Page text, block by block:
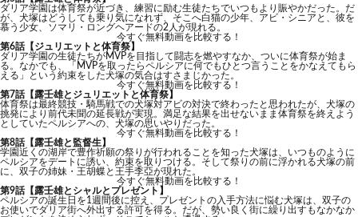
ダリア学園は体育祭が近づき、練習に励む生徒たちでいつもより賑やかだった。だ
が、犬塚はどうしても乗り気になれず、そこへ白猫の少年、アビ・シニアと、彼を
慕う少女、ソマリ・ロングヘアードの2人が現れる。
今すぐ無料動画を比較する！
第6話【ジュリエットと体育祭】
ダリア学園の生徒たちがMVPを目指して闘志を燃やすなか、ついに体育祭が始ま
る。なかでも、「MVPを取ったらペルシアに何でもひとつ言うことをかなえてもら
える」という約束をした犬塚の気合はすさまじかった。
今すぐ無料動画を比較する！
第7話【露壬雄とジュリエットと体育祭】
体育祭は最終競技・騎馬戦での犬塚対アビの対決で終わったと思われたが、犬塚の
挑発により前代未聞の延長戦が実現。満足な結果を出せないまま体育祭を終えよう
としていたペルシアへの、犬塚の思いやりだった。
今すぐ無料動画を比較する！
第8話【露壬雄と監督生】
学園近くの湖岸で豊作祈願の祭りが行われることを知った犬塚は、いつものように
ペルシアをデートに誘い、約束を取りつける。そして祭りの前に浮かれる犬塚の前
に、双子の姉妹・王胡蝶と王手李亞が現れた。
今すぐ無料動画を比較する！
第9話【露壬雄とシャルとプレゼント】
ペルシアの誕生日を1週間後に控え、プレゼントの入手方法に悩む犬塚は、双子の
お使いでダリア街へ外出する許可を得る。だが、勢い良く街に繰り出すもなかなか